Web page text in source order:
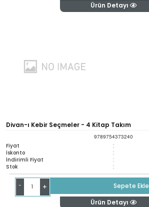
Ürün Detayı
Divan-ı Kebir Seçmeler - 4 Kitap Takım
9789754373240
Fiyat :
İskonto :
İndirimli Fiyat :
Stok :
- +
Sepete Ekle
Ürün Detayı